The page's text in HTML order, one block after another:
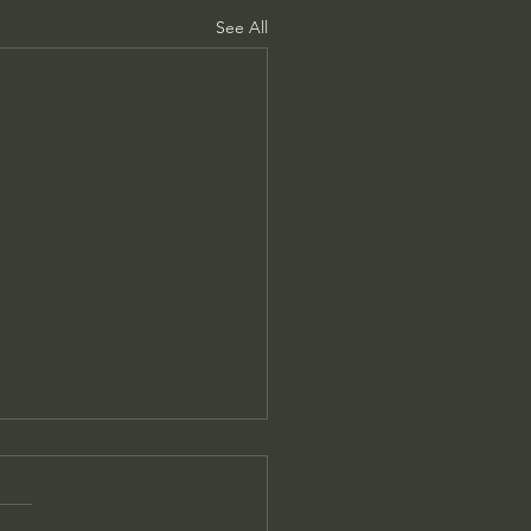
See All